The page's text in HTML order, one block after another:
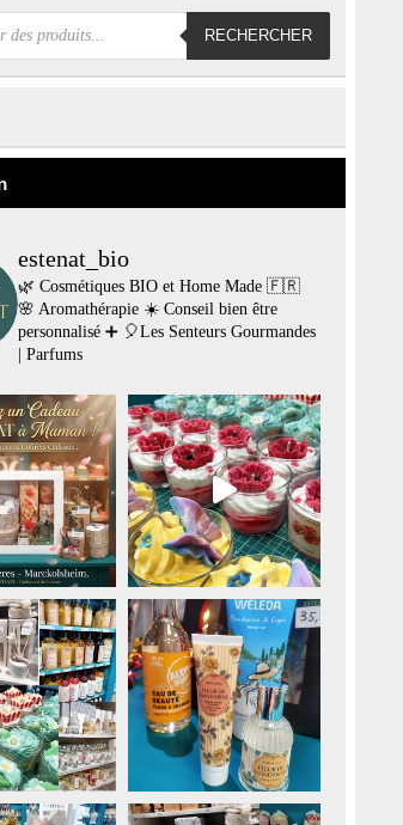
RECHERCHER
estenat_bio
🌿 Cosmétiques BIO et Home Made 🇫🇷
🌸 Aromathérapie ☀️ Conseil bien être
personnalisé ➕ 🎈Les Senteurs Gourmandes
| Parfums